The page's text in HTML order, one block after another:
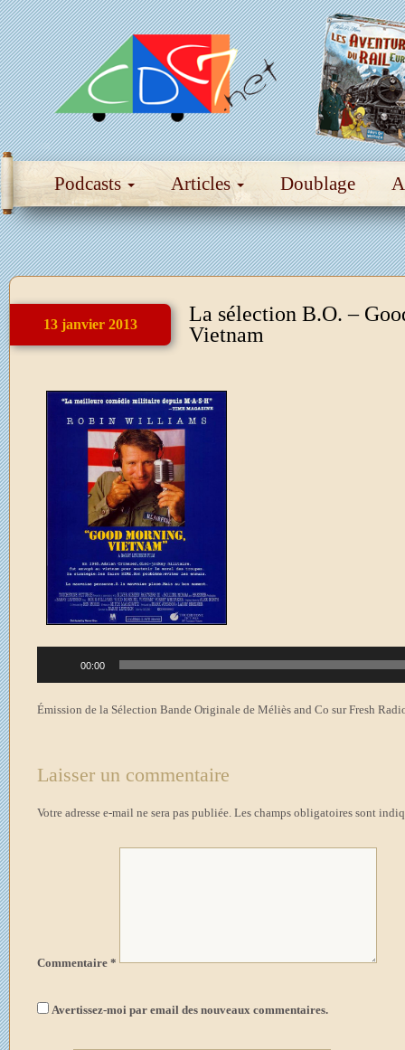
Podcasts Articles Doublage
13 janvier 2013
La sélection B.O. –
Vietnam
00:00
Émission de la Sélection Bande Originale de Méliès and Co sur Fresh
Laisser un commentaire
Votre adresse e-mail ne sera pas publiée. Les champs obligatoires sont
Commentaire *
Avertissez-moi par email des nouveaux commentaires.